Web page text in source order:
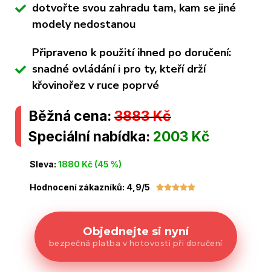
dotvořte svou zahradu tam, kam se jiné
modely nedostanou
Připraveno k použití ihned po doručení:
snadné ovládání i pro ty, kteří drží
křovinořez v ruce poprvé
Běžná cena: 3883 Kč
Speciální nabídka: 2003 Kč
Sleva: 1880 Kč (45 %)
Hodnocení zákazníků: 4,9/5 
Objednejte si nyní
bezpečná platba v hotovosti při doručení